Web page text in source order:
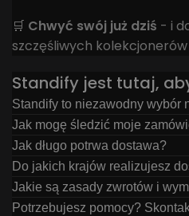
🛒 Chwyć swój już dziś - i
szczęśliwych
Standify jest tutaj,
Standify to niezawodny wybór
Jak mogę śledzić moje
Jak długo potrwa dostawa?
Do jakich krajów realizujesz
Jakie są zasady zwrotów i
Potrzebujesz pomocy?